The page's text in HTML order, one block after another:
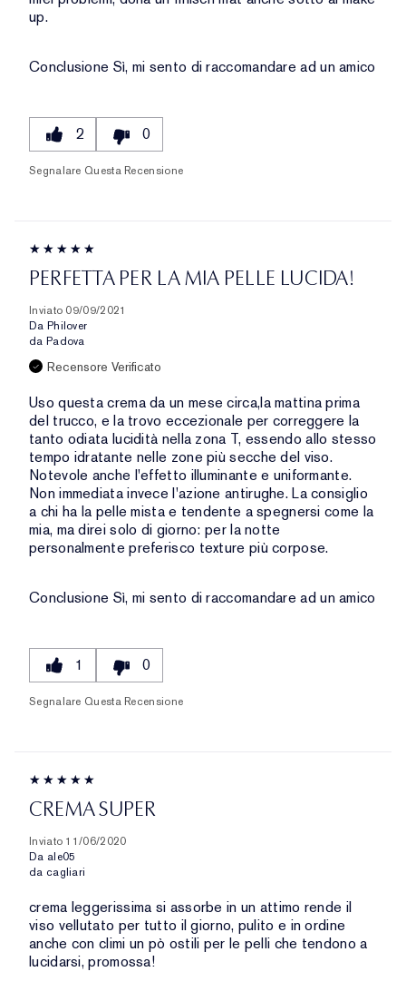
up.
Conclusione Sì, mi sento di raccomandare ad un amico
2 0
Segnalare Questa Recensione
PERFETTA PER LA MIA PELLE LUCIDA!
Inviato 09/09/2021
Da Philover
da Padova
Recensore Verificato
Uso questa crema da un mese circa,la mattina prima
del trucco, e la trovo eccezionale per correggere la
tanto odiata lucidità nella zona T, essendo allo stesso
tempo idratante nelle zone più secche del viso.
Notevole anche l'effetto illuminante e uniformante.
Non immediata invece l'azione antirughe. La consiglio
a chi ha la pelle mista e tendente a spegnersi come la
mia, ma direi solo di giorno: per la notte
personalmente preferisco texture più corpose.
Conclusione Sì, mi sento di raccomandare ad un amico
1 0
Segnalare Questa Recensione
CREMA SUPER
Inviato 11/06/2020
Da ale05
da cagliari
crema leggerissima si assorbe in un attimo rende il
viso vellutato per tutto il giorno, pulito e in ordine
anche con climi un pò ostili per le pelli che tendono a
lucidarsi, promossa!